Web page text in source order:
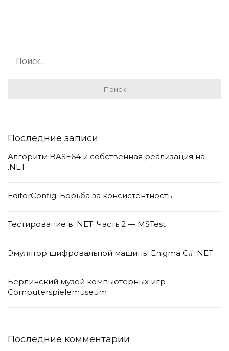
Последние записи
Алгоритм BASE64 и собственная реализация на
.NET
EditorConfig. Борьба за консистентность
Тестирование в .NET. Часть 2 — MSTest
Эмулятор шифровальной машины Enigma C# .NET
Берлинский музей компьютерных игр
Computerspielemuseum
Последние комментарии